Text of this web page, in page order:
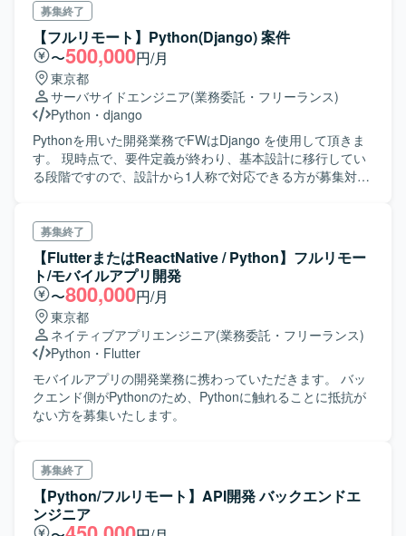
す。インフラはGoogle Cloud PlatformおよびCDKTFを採用
しており、Slack、Notion、Github、Google Workspaceな
どのツールを活用してプロジェクト運営と情報共有を行っ
ております。
募集終了
【フルリモート】Python(Django) 案件
〜500,000円/月
東京都
サーバサイドエンジニア(業務委託・フリーランス)
Python ・ django
Pythonを用いた開発業務でFWはDjango を使用して頂きま
す。 現時点で、要件定義が終わり、基本設計に移行してい
る段階ですので、設計から1人称で対応できる方が募集対象
けますと幸いです。
募集終了
【FlutterまたはReactNative / Python】フルリモー
ト/モバイルアプリ開発
〜800,000円/月
東京都
ネイティブアプリエンジニア(業務委託・フリーランス)
Python ・ Flutter
モバイルアプリの開発業務に携わっていただきます。 バッ
クエンド側がPythonのため、Pythonに触れることに抵抗が
ない方を募集いたします。
募集終了
【Python/フルリモート】API開発 バックエンドエ
ンジニア